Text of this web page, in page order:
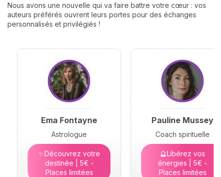
Nous avons une nouvelle qui va faire battre votre cœur : vos
auteurs préférés ouvrent leurs portes pour des échanges
personnalisés et privilégiés !
Ema Fontayne
Astrologue
✨Découvrez votre
destinée | 5€ -
Places limitées
Pauline Mussey
Coach spirituelle
🔮Libérez vos
énergies | 5€ -
Places limitées